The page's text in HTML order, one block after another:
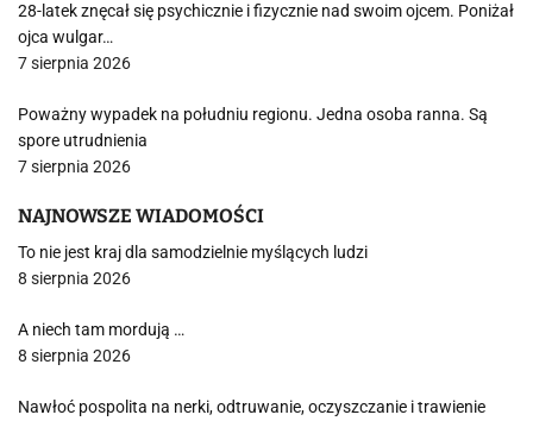
28-latek znęcał się psychicznie i fizycznie nad swoim ojcem. Poniżał
ojca wulgar…
7 sierpnia 2026
Poważny wypadek na południu regionu. Jedna osoba ranna. Są
spore utrudnienia
7 sierpnia 2026
NAJNOWSZE WIADOMOŚCI
To nie jest kraj dla samodzielnie myślących ludzi
8 sierpnia 2026
A niech tam mordują …
8 sierpnia 2026
Nawłoć pospolita na nerki, odtruwanie, oczyszczanie i trawienie